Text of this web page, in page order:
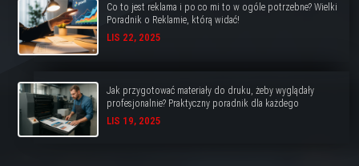
Co to jest reklama i po co mi to w ogóle potrzebne? Wielki
Poradnik o Reklamie, którą widać!
LIS 22, 2025
Jak przygotować materiały do druku, żeby wyglądały
profesjonalnie? Praktyczny poradnik dla każdego
LIS 19, 2025